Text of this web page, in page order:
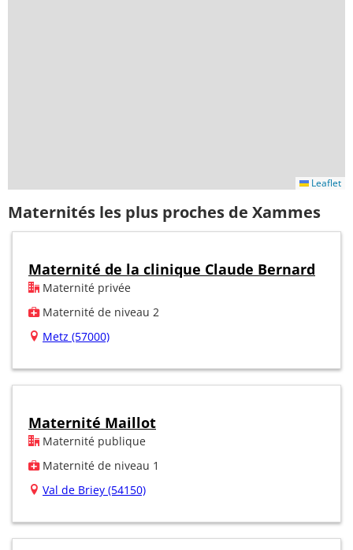
Leaflet
Maternités les plus proches de Xammes
Maternité de la clinique Claude Bernard
Maternité privée
Maternité de niveau 2
Metz (57000)
Maternité Maillot
Maternité publique
Maternité de niveau 1
Val de Briey (54150)